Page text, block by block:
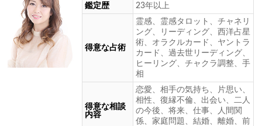
鑑定歴 23年以上
得意な占術
霊感、霊感タロット、チャネリ
ング、リーディング、西洋占星
術、オラクルカード、ヤントラ
カード、過去世リーディング、
ヒーリング、チャクラ調整、手
相
得意な相談
内容
恋愛、相手の気持ち、片思い、
相性、復縁不倫、出会い、二人
の今後、将来、仕事、人間関
係、家庭問題、結婚、離婚、前